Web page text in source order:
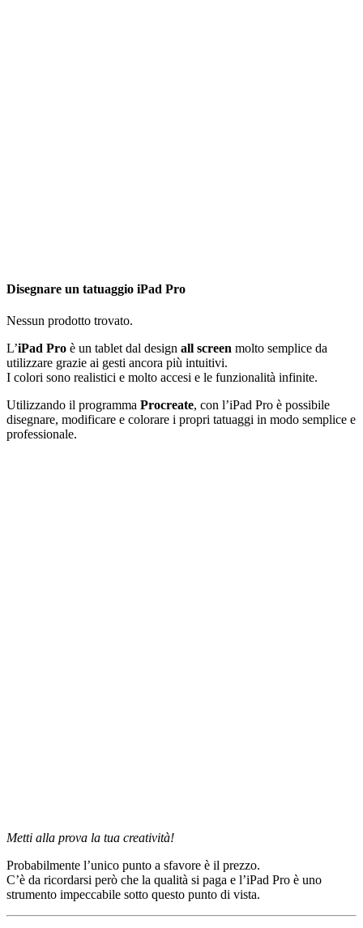
Disegnare un tatuaggio iPad Pro
Nessun prodotto trovato.
L’iPad Pro è un tablet dal design all screen molto semplice da
utilizzare grazie ai gesti ancora più intuitivi.
I colori sono realistici e molto accesi e le funzionalità infinite.
Utilizzando il programma Procreate, con l’iPad Pro è possibile
disegnare, modificare e colorare i propri tatuaggi in modo semplice e
professionale.
Metti alla prova la tua creatività!
Probabilmente l’unico punto a sfavore è il prezzo.
C’è da ricordarsi però che la qualità si paga e l’iPad Pro è uno
strumento impeccabile sotto questo punto di vista.